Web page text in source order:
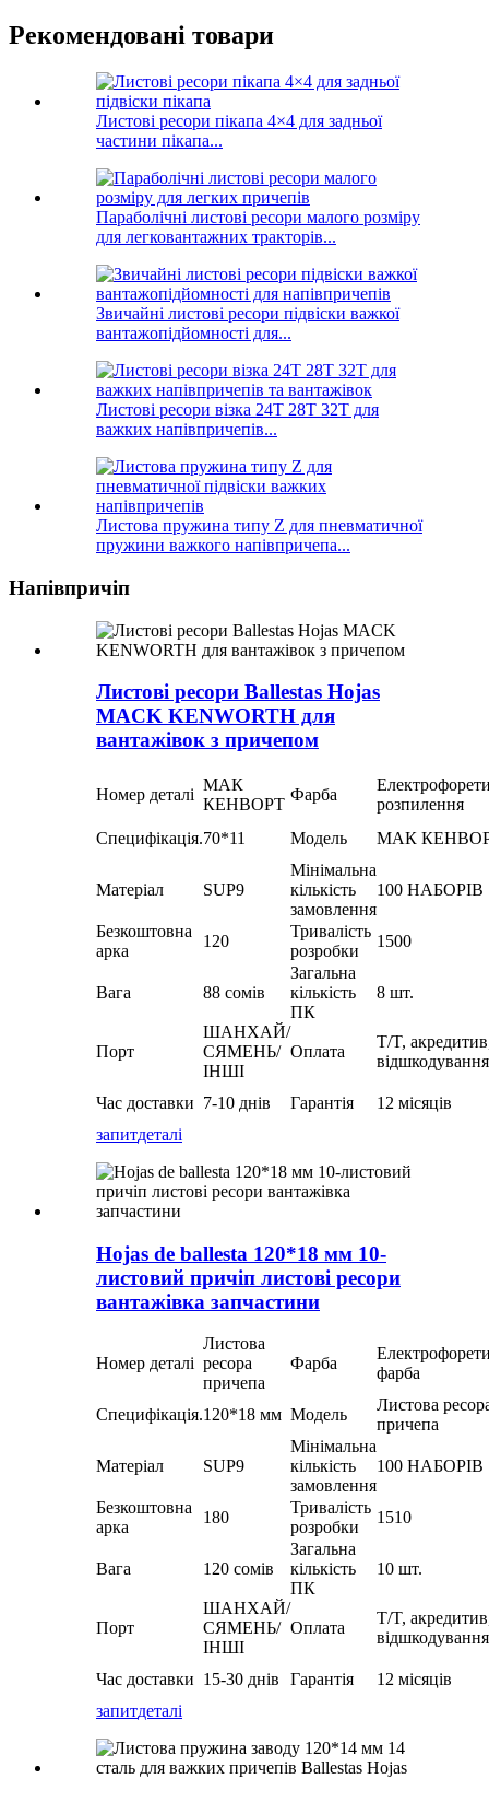
Рекомендовані товари
Листові ресори пікапа 4×4 для задньої
частини пікапа...
Параболічні листові ресори малого розміру
для легковантажних тракторів...
Звичайні листові ресори підвіски важкої
вантажопідйомності для...
Листові ресори візка 24T 28T 32T для
важких напівпричепів...
Листова пружина типу Z для пневматичної
пружини важкого напівпричепа...
Напівпричіп
Листові ресори Ballestas Hojas
MACK KENWORTH для
вантажівок з причепом
Номер деталі
МАК
КЕНВОРТ
Фарба
розпилення
Специфікація.70*11 Модель МАК
Матеріал SUP9
Мінімальна
кількість
замовлення
100 НАБОРІВ
Безкоштовна
арка
120
Тривалість
розробки
1500
Вага 88 сомів
Загальна
кількість
ПК
8 шт.
Порт
ШАНХАЙ/
СЯМЕНЬ/
ІНШІ
Оплата
T/T,
відшкодування
Час доставки 7-10 днів Гарантія
12 місяців
запитдеталі
Hojas de ballesta 120*18 мм 10-
листовий причіп листові ресори
вантажівка запчастини
Номер деталі
Листова
ресора
причепа
Фарба
фарба
Специфікація.120*18 мм Модель
Листова
причепа
Матеріал SUP9
Мінімальна
кількість
замовлення
100 НАБОРІВ
Безкоштовна
арка
180
Тривалість
розробки
1510
Вага 120 сомів
Загальна
кількість
ПК
10 шт.
Порт
ШАНХАЙ/
СЯМЕНЬ/
ІНШІ
Оплата
T/T,
відшкодування
Час доставки 15-30 днів Гарантія
12 місяців
запитдеталі